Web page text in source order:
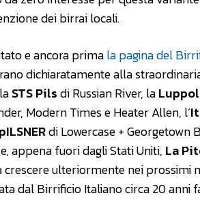
dei birrai locali.
e ancora primala pagina del
dichiaratamente alla
STS Pilsdi Russian River, la
Modern Times e Heater Allen, l’
di Lowercase + Georgetown
appena fuori dagli Stati Uniti, La
crescere ulteriormente nei
dal Birrificio Italiano circa 20 anni